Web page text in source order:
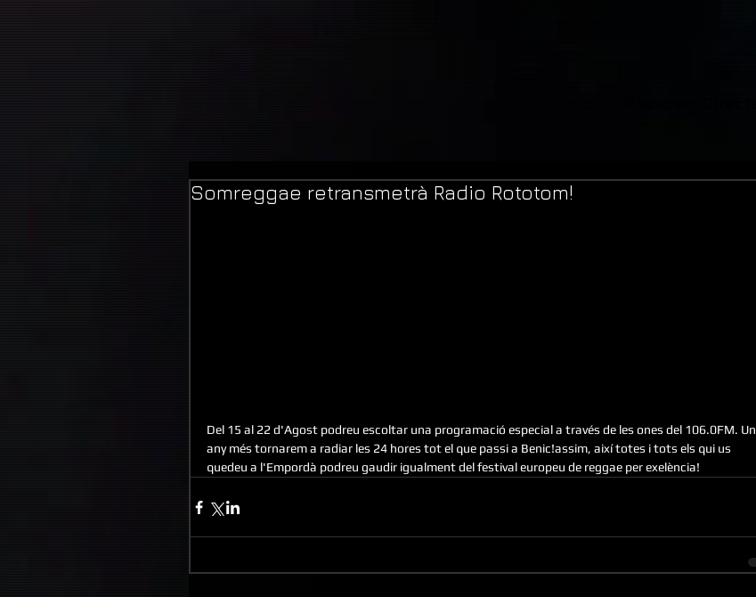
Somreggae retransmetrà Radio Rototom!
Del 15 al 22 d'Agost podreu escoltar una programació especial a través de les ones del 106.0FM. Un
any més tornarem a radiar les 24 hores tot el que passi a Benic!assim, així totes i tots els qui us
quedeu a l'Empordà podreu gaudir igualment del festival europeu de reggae per exelència!